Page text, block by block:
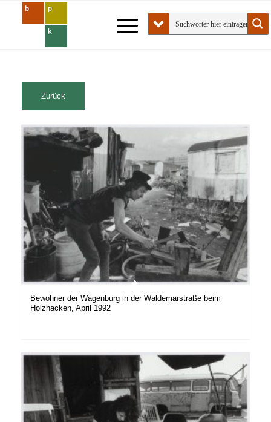
Bewohner der Wagenburg in der Waldemarstraße beim
Holzhacken, April 1992